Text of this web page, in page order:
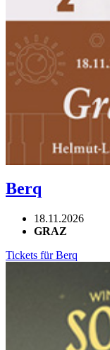
Berq
18.11.2026
GRAZ
Tickets für Berq